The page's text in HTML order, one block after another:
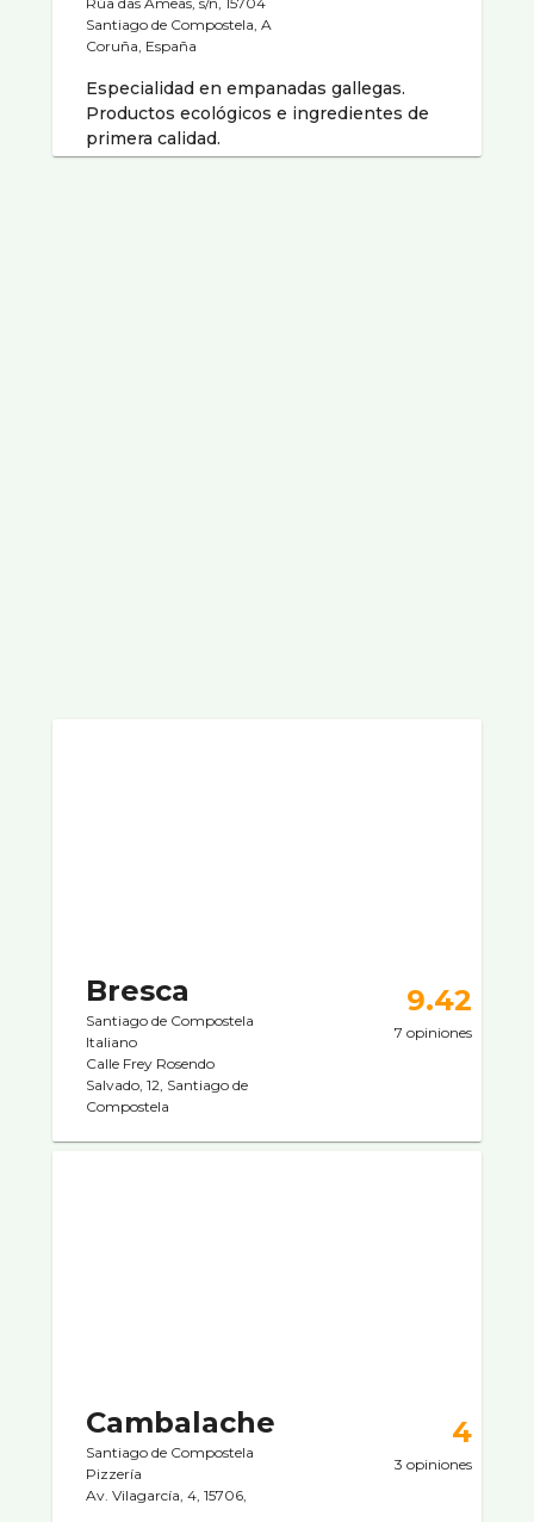
Santiago de Compostela, A
Coruña, España
Especialidad en empanadas gallegas.
Productos ecológicos e ingredientes de
primera calidad.
Bresca
Santiago de Compostela
Italiano
Calle Frey Rosendo
Salvado, 12, Santiago de
Compostela
9.42
7 opiniones
Cambalache
Santiago de Compostela
Pizzerí­a
Av. Vilagarcí­a, 4, 15706,
4
3 opiniones